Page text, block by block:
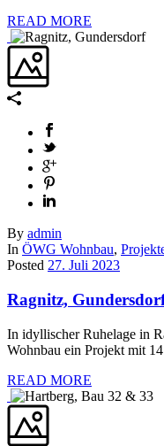
READ MORE
By admin
In ÖWG Wohnbau,
Posted 27. Juli 2023
Ragnitz,
In idyllischer Ruhelage in
Wohnbau ein Projekt mit
READ MORE